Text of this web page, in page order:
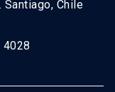
Santiago, Chile